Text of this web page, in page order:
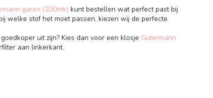
garen (200mtr) kunt bestellen wat perfect past bij
welke stof het moet passen, kiezen wij de perfecte
uit zijn? Kies dan voor een klosje Gütermann
aan linkerkant.